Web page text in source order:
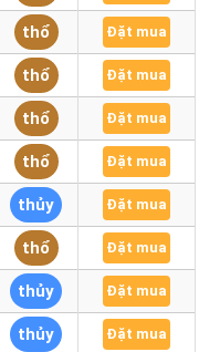
thổ Đặt mua
thổ Đặt mua
thổ Đặt mua
thổ Đặt mua
thủy Đặt mua
thổ Đặt mua
thủy Đặt mua
thủy Đặt mua